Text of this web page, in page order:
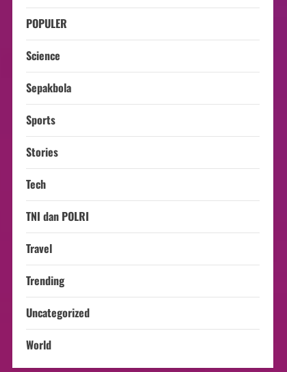
POPULER
Science
Sepakbola
Sports
Stories
Tech
TNI dan POLRI
Travel
Trending
Uncategorized
World